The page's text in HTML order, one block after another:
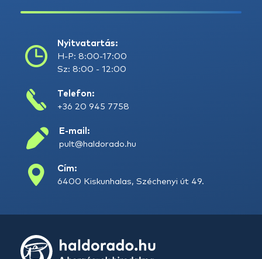
Nyitvatartás:
H-P: 8:00-17:00
Sz: 8:00 - 12:00
Telefon:
+36 20 945 7758
E-mail:
pult@haldorado.hu
Cím:
6400 Kiskunhalas, Széchenyi út 49.